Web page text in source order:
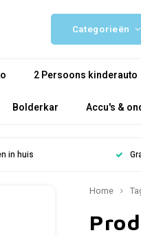
Categorieën
2 Persoons kinderauto
Bolderkar Accu's &
in huis
Home